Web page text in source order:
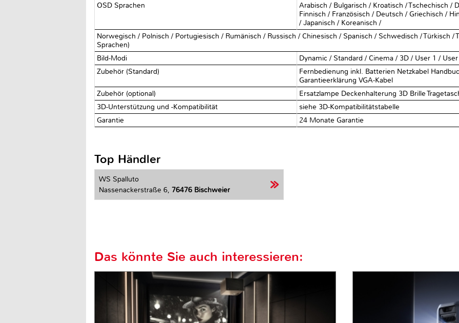
OSD Sprachen
Arabisch / Bulgarisch / Kroatisch / Tschechisch /
Finnisch / Französisch / Deutsch / Griechisch /
/ Japanisch / Koreanisch /
Norwegisch / Polnisch / Portugiesisch / Rumänisch / Russisch / Chinesisch / Spanisch / Schwedisch / Türkisch /
Sprachen)
Bild-Modi
Dynamic / Standard / Cinema / 3D / User 1 /
Zubehör (Standard)
Fernbedienung inkl. Batterien Netzkabel
Garantieerklärung VGA-Kabel
Zubehör (optional)
Ersatzlampe Deckenhalterung 3D Brille
3D-Unterstützung und -Kompatibilität
siehe 3D-Kompatibilitätstabelle
Garantie
24 Monate Garantie
Top Händler
WS Spalluto
Nassenackerstraße 6, 76476 Bischweier
Das könnte Sie auch interessieren: